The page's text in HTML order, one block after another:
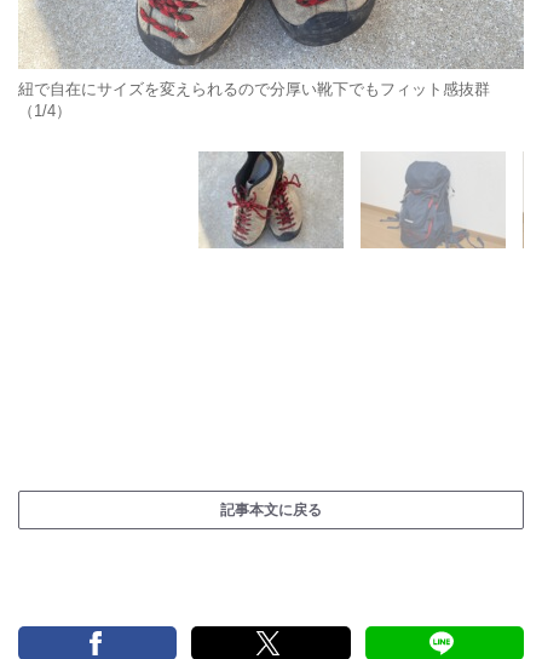
紐で自在にサイズを変えられるので分厚い靴下でもフィット感抜群
（1/4）
記事本文に戻る